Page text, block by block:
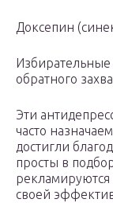
Доксепин
обратного
Эти
часто
достигли
просты в
своей